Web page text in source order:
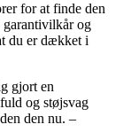
for at finde den
garantivilkår og
du er dækket i
gjort en
og støjsvag
den nu. –